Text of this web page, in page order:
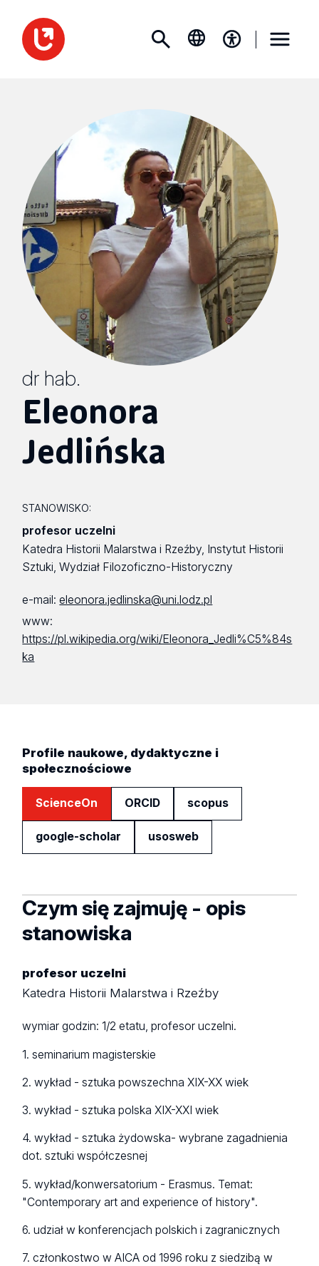
dr hab.
Eleonora
Jedlińska
STANOWISKO:
profesor uczelni
Katedra Historii Malarstwa i Rzeźby, Instytut Historii
Sztuki, Wydział Filozoficzno-Historyczny
e-mail:eleonora.jedlinska@uni.lodz.pl
www:
https://pl.wikipedia.org/wiki/Eleonora_Jedli%C5%84s
ka
Profile naukowe, dydaktyczne i
społecznościowe
ScienceOn ORCID scopus
google-scholar usosweb
Czym się zajmuję - opis
stanowiska
profesor uczelni
Katedra Historii Malarstwa i Rzeźby
wymiar godzin: 1/2 etatu, profesor uczelni.
1. seminarium magisterskie
2. wykład - sztuka powszechna XIX-XX wiek
3. wykład - sztuka polska XIX-XXI wiek
4. wykład - sztuka żydowska- wybrane zagadnienia
dot. sztuki współczesnej
5. wykład/konwersatorium - Erasmus. Temat:
"Contemporary art and experience of history".
6. udział w konferencjach polskich i zagranicznych
7. członkostwo w AICA od 1996 roku z siedzibą w